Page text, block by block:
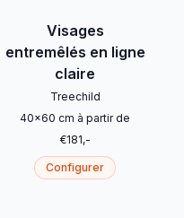
Visages
entremêlés en ligne
claire
Treechild
40x60 cm à partir de
€181,-
Configurer